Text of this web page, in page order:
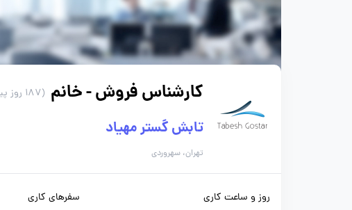
کارشناس فروش - خانم (187 روز پیش)
تابش گستر مهیاد
تهران، سهروردی
روز و ساعت کاری
سفرهای کاری